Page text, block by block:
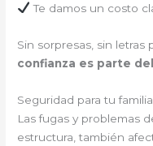
Te damos un costo
Sin sorpresas, sin letras
confianza es parte
Seguridad para tu
Las fugas y problemas
estructura, también